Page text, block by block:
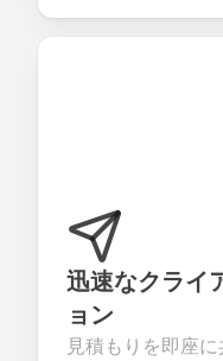
迅速なクライ
ョン
見積もりを即座